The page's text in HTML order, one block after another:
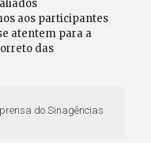
aos participantes
atentem para a
das
do Sinagências